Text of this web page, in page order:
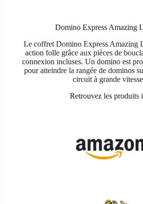
Domino Express Amazing
Le coffret Domino Express Amazing
action folle grâce aux pièces de
connexion incluses. Un domino est
pour atteindre la rangée de dominos
circuit à grande
Retrouvez les produits